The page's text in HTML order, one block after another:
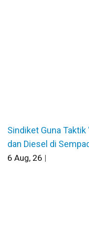
Sindiket Guna Taktik
dan Diesel di
6 Aug, 26 |